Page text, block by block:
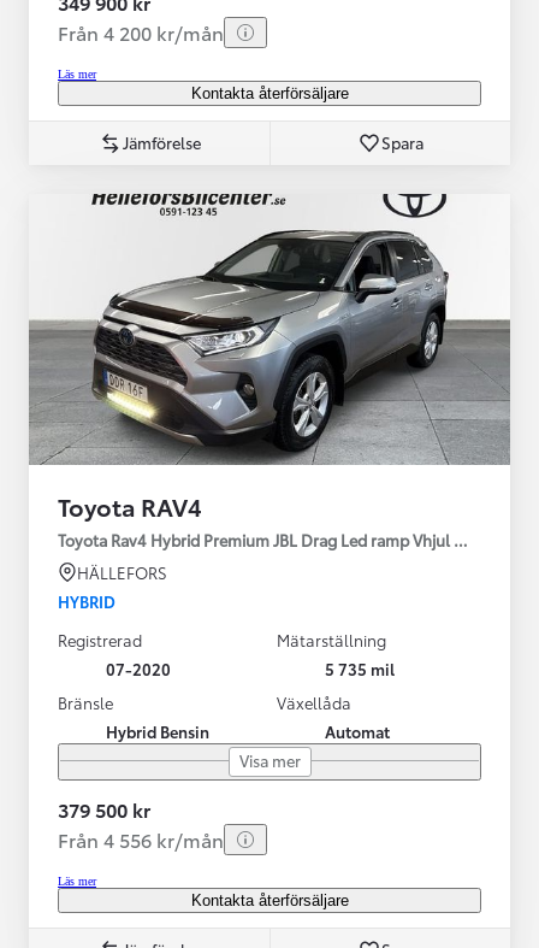
Från 4 200 kr/mån
Läs mer
Kontakta återförsäljare
Jämförelse Spara
Toyota RAV4
Toyota Rav4 Hybrid Premium JBL Drag Led ramp Vhjul motorv
HÄLLEFORS
HYBRID
Registrerad
07-2020
Mätarställning
5 735 mil
Bränsle
Hybrid Bensin
Växellåda
Automat
Visa mer
379 500 kr
Från 4 556 kr/mån
Läs mer
Kontakta återförsäljare